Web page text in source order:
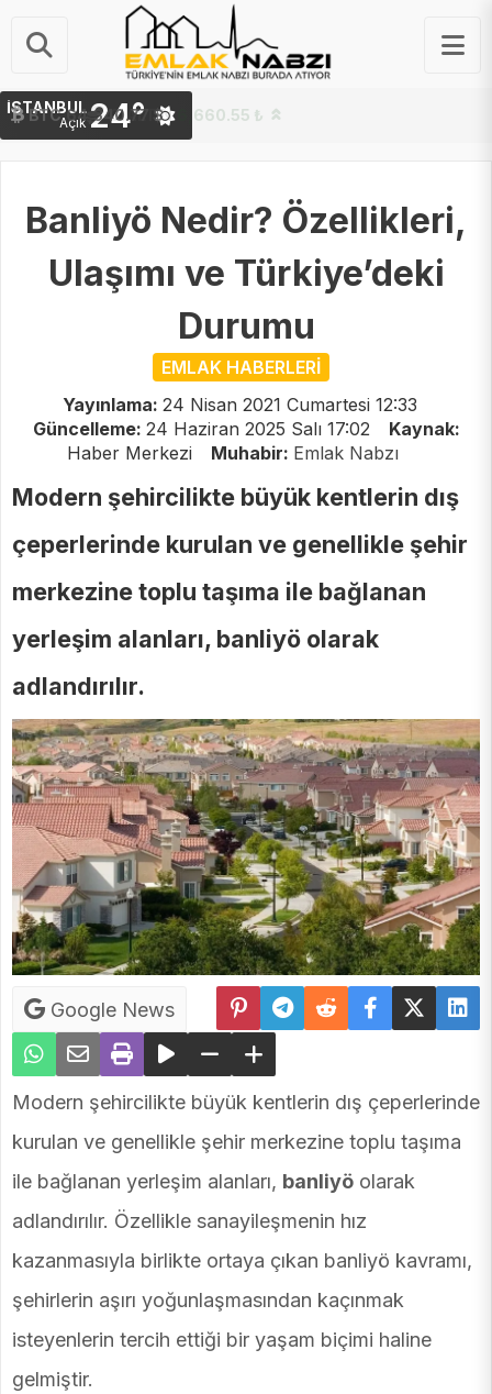
BTC 64,340.77 $
İSTANBUL
Açık 24°
Banliyö Nedir? Özellikleri,
Ulaşımı ve Türkiye’deki
Durumu
EMLAK HABERLERİ
Yayınlama: 24 Nisan 2021 Cumartesi 12:33
Güncelleme: 24 Haziran 2025 Salı 17:02
Kaynak:
Haber Merkezi
Muhabir: Emlak Nabzı
Modern şehircilikte büyük kentlerin dış
çeperlerinde kurulan ve genellikle şehir
merkezine toplu taşıma ile bağlanan
yerleşim alanları, banliyö olarak
adlandırılır.
Google News
Modern şehircilikte büyük kentlerin dış çeperlerinde
kurulan ve genellikle şehir merkezine toplu taşıma
ile bağlanan yerleşim alanları, banliyö olarak
adlandırılır. Özellikle sanayileşmenin hız
kazanmasıyla birlikte ortaya çıkan banliyö kavramı,
şehirlerin aşırı yoğunlaşmasından kaçınmak
isteyenlerin tercih ettiği bir yaşam biçimi haline
gelmiştir.